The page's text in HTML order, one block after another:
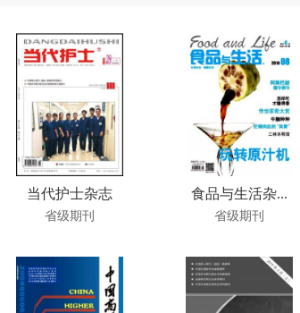
当代护士杂志
省级期刊
食品与生活杂...
省级期刊